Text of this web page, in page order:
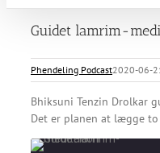
Guidet lamrim-
Phendeling Podcast2020-06-
Bhiksuni Tenzin Drolkar
Det er planen at lægge